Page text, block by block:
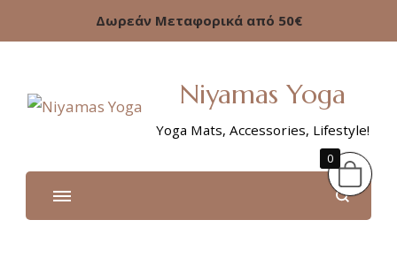
Δωρεάν Μεταφορικά από 50€
Niyamas Yoga
Yoga Mats, Accessories, Lifestyle!
0